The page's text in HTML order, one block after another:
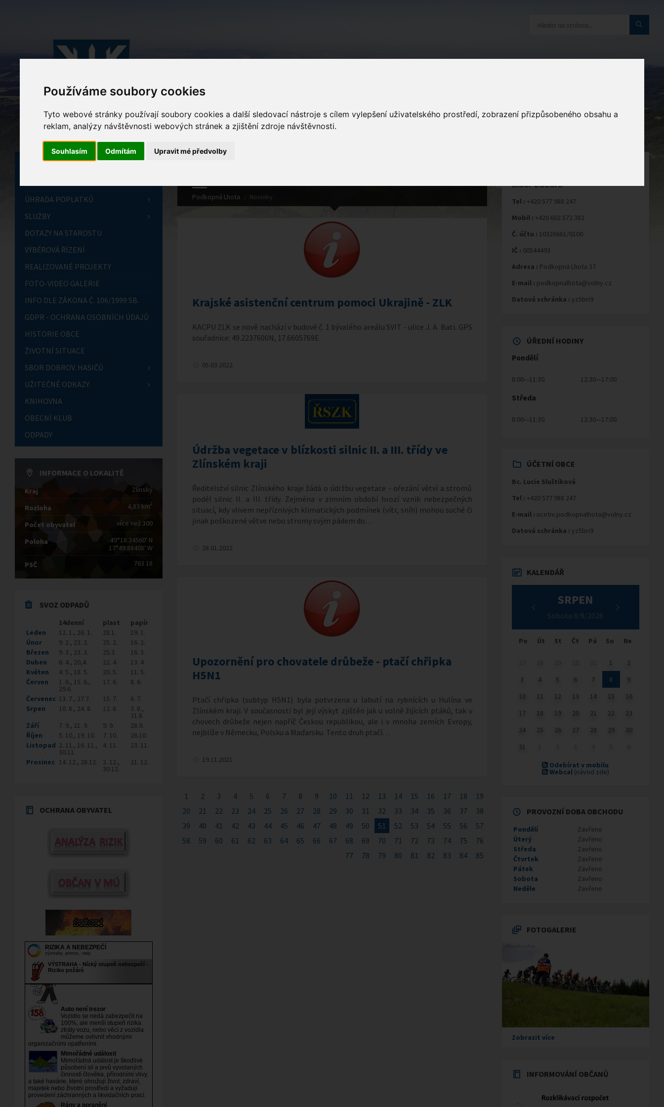
Používáme soubory cookies
Tyto webové stránky používají soubory cookies a další sledovací nástroje s cílem vylepšení uživatelského prostředí, zobrazení přizpůsobeného obsahu a
reklam, analýzy návštěvnosti webových stránek a zjištění zdroje návštěvnosti.
Souhlasím Odmítám Upravit mé předvolby
Podkopná Lhota Novinky
Krajské asistenční centrum pomoci Ukrajině - ZLK
KACPU ZLK se nově nachází v budově č. 1 bývalého areálu SVIT - ulice J. A. Bati. GPS
souřadnice: 49.2237600N, 17.6605769E.
05.03.2022
Údržba vegetace v blízkosti silnic II. a III. třídy ve
Zlínském kraji
Ředitelství silnic Zlínského kraje žádá o údržbu vegetace - ořezání větví a stromů
podél silnic II. a III. třídy. Zejména v zimním období hrozí vznik nebezpečných
situací, kdy vlivem nepříznivých klimatických podmínek (vítr, sníh) mohou suché či
jinak poškozené větve nebo stromy svým pádem do…
28.01.2022
Upozornění pro chovatele drůbeže - ptačí chřipka
H5N1
Ptačí chřipka (subtyp H5N1) byla potvrzena u labutí na rybnících u Hulína ve
Zlínském kraji. V současnosti byl její výskyt zjištěn jak u volně žijících ptáků, tak v
chovech drůbeže nejen napříč Českou republikou, ale i v mnoha zemích Evropy,
nejblíže v Německu, Polsku a Maďarsku. Tento druh ptačí…
19.11.2021
1 2 3 4 5 6 7 8 9 10 11 12 13 14 15 16 17 18
19
20
21 22 23 24 25 26 27 28 29 30 31 32 33 34 35 36 37
38
39
40 41 42 43 44 45 46 47 48 49 50 51 52 53 54 55 56
57
58
59 60 61 62 63 64 65 66 67 68 69 70 71 72 73 74 75
76
77
78 79 80 81 82 83 84 85
ÚHRADA POPLATKŮ
SLUŽBY
DOTAZY NA STAROSTU
VÝBĚROVÁ ŘÍZENÍ
REALIZOVANÉ PROJEKTY
FOTO-VIDEO GALERIE
INFO DLE ZÁKONA Č. 106/1999 SB.
GDPR - OCHRANA OSOBNÍCH ÚDAJŮ
HISTORIE OBCE
ŽIVOTNÍ SITUACE
SBOR DOBROV. HASIČŮ
UŽITEČNÉ ODKAZY
KNIHOVNA
OBECNÍ KLUB
ODPADY
INFORMACE O LOKALITĚ
Kraj Zlínský
Rozloha 4,83 km2
Počet obyvatel více než 300
Poloha
49°18.34560' N
17°49.88408' W
PSČ
763 18
SVOZ ODPADŮ
14denní plast
papír
Leden
12. 1., 26. 1. 28.1.
19. 1.
Únor
9. 2., 23. 2. 25. 2.
16. 2.
Březen
9. 3., 23. 3. 25.3.
16. 3.
Duben
6. 4., 20,4. 22. 4.
13. 4.
Květen
4. 5., 18. 5. 20. 5.
11. 5.
Červen
1. 6., 15. 6.,
29.6.
17. 6.
8. 6.
Červenec 13. 7., 27.7. 15. 7.
6. 7.
Srpen
10. 8., 24. 8. 12. 8. 3. 8.,
31.8.
Září
7. 9., 21. 9. 9. 9.
28.9.
Říjen
5. 10., 19. 10. 7. 10.
26.10.
Listopad 2. 11., 16. 11.,
30.11.
4. 11.
23. 11.
Prosinec 14. 12., 28.12. 2. 12.,
30.12.
21. 12.
OCHRANA OBYVATEL
Libor Baďura
Tel : +420 577 988 247
Mobil : +420 602 572 382
Č. účtu : 10326661/0100
IČ : 00544493
Adresa : Podkopná Lhota 37
E-mail : podkopnalhota@volny.cz
Datová schránka : yz5bri9
ÚŘEDNÍ HODINY
Pondělí
8:00—11:30 12:30—17:00
Středa
8:00—11:30 12:30—17:00
ÚČETNÍ OBCE
Bc. Lucie Sluštíková
Tel : +420 577 988 247
E-mail : ucetni.podkopnalhota@volny.cz
Datová schránka : yz5bri9
KALENDÁŘ
SRPEN
Sobota 8/8/2026
Po Út St Čt Pá So Ne
1
2
3
4 5 6 7 8
9
10
11 12 13 14 15
16
17
18 19 20 21 22
23
24
25 26 27 28 29
30
31
Odebírat v mobilu
Webcal (návod zde)
PROVOZNÍ DOBA OBCHODU
Pondělí
Zavřeno
Úterý
Zavřeno
Středa
Zavřeno
Čtvrtek
Zavřeno
Pátek
Zavřeno
Sobota
Zavřeno
Neděle
Zavřeno
FOTOGALERIE
Zobrazit více
INFORMOVÁNÍ OBČANŮ